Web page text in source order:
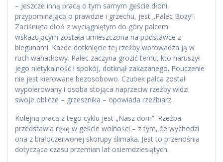
– Jeszcze inną pracą o tym samym geście dłoni,
przypominającą o prawdzie i grzechu, jest „Palec Boży”.
Zaciśnięta dłoń z wyciągniętym do góry palcem
wskazującym została umieszczona na podstawce z
biegunami. Każde dotknięcie tej rzeźby wprowadza ją w
ruch wahadłowy. Palec zaczyna grozić temu, kto naruszył
jego nietykalność i spokój, dotknął zakazanego. Pouczenie
nie jest kierowane bezosobowo. Czubek palca został
wypolerowany i osoba stojąca naprzeciw rzeźby widzi
swoje oblicze – grzesznika – opowiada rzeźbiarz.
Kolejną pracą z tego cyklu jest „Nasz dom”. Rzeźba
przedstawia rękę w geście wolności – z tym, że wychodzi
ona z białoczerwonej skorupy ślimaka. Jest to przenośnia
dotycząca czasu przemian lat osiemdziesiątych.